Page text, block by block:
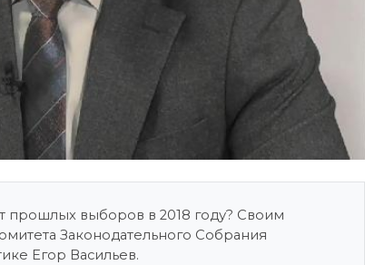
прошлых выборов в 2018 году? Своим
Законодательного Собрания
Егор Васильев.